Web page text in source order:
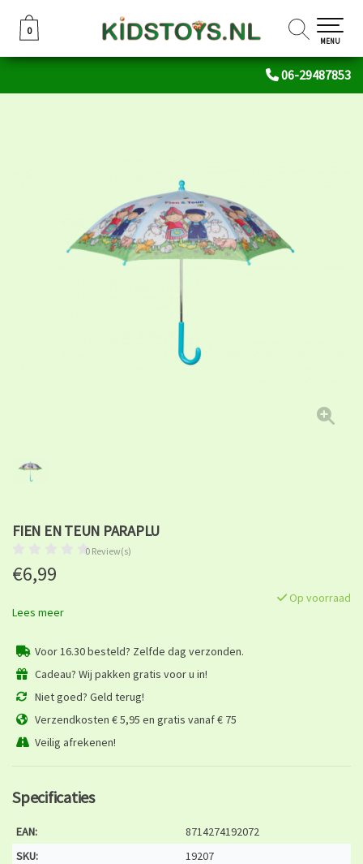
06-29487853
0
0
MENU
FIEN EN TEUN PARAPLU
0 Review(s)
€6,99
Op voorraad
Lees meer
Voor 16.30 besteld? Zelfde dag verzonden.
Cadeau? Wij pakken gratis voor u in!
Niet goed? Geld terug!
Verzendkosten € 5,95 en gratis vanaf € 75
Veilig afrekenen!
Specificaties
EAN:
8714274192072
SKU:
19207